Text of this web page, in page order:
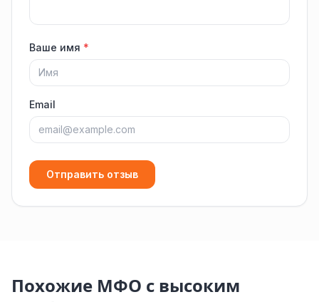
Ваше имя *
Email
Отправить отзыв
Похожие МФО с высоким